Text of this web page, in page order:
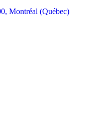
Montréal (Québec)